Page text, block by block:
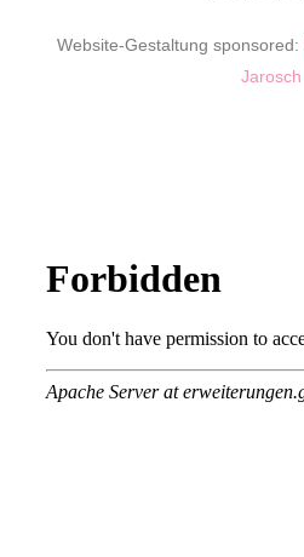
Website-Gestaltung sponsored:
Jarosch